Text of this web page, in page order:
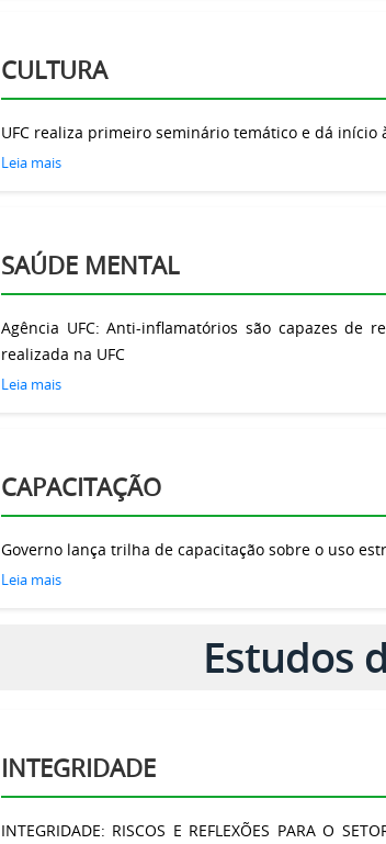
CULTURA
UFC realiza primeiro seminário temático e dá início
Leia mais
SAÚDE MENTAL
Agência UFC: Anti-inflamatórios são capazes de
realizada na UFC
Leia mais
CAPACITAÇÃO
Governo lança trilha de capacitação sobre o uso
Leia mais
Estudos
INTEGRIDADE
INTEGRIDADE: RISCOS E REFLEXÕES PARA O